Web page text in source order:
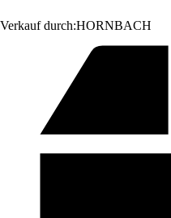
Verkauf durch:HORNBACH